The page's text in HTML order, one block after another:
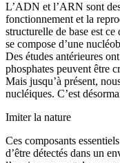
L’ADN et l’ARN sont
fonctionnement et la
structurelle de base est
se compose d’une
Des études antérieures
phosphates peuvent être
Mais jusqu’à présent,
nucléiques. C’est
Imiter la nature
Ces composants
d’être détectés dans un